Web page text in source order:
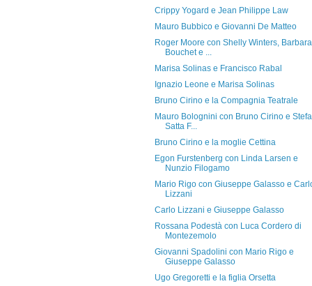
Crippy Yogard e Jean Philippe Law
Mauro Bubbico e Giovanni De Matteo
Roger Moore con Shelly Winters, Barbara
Bouchet e ...
Marisa Solinas e Francisco Rabal
Ignazio Leone e Marisa Solinas
Bruno Cirino e la Compagnia Teatrale
Mauro Bolognini con Bruno Cirino e
Satta F...
Bruno Cirino e la moglie Cettina
Egon Furstenberg con Linda Larsen e
Nunzio Filogamo
Mario Rigo con Giuseppe Galasso e
Lizzani
Carlo Lizzani e Giuseppe Galasso
Rossana Podestà con Luca Cordero di
Montezemolo
Giovanni Spadolini con Mario Rigo e
Giuseppe Galasso
Ugo Gregoretti e la figlia Orsetta